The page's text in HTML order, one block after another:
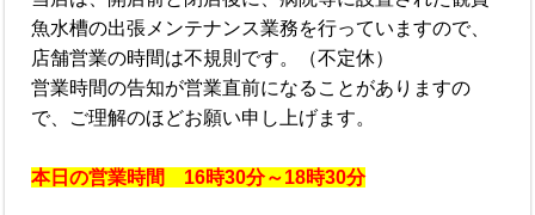
魚水槽の出張メンテナンス業務を行っていますので、
店舗営業の時間は不規則です。（不定休）
営業時間の告知が営業直前になることがありますの
で、ご理解のほどお願い申し上げます。
本日の営業時間 16時30分～18時30分